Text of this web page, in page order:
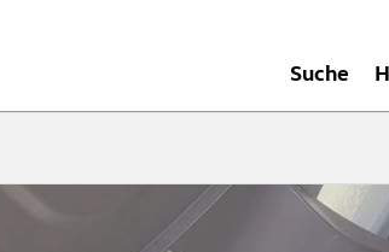
Suche